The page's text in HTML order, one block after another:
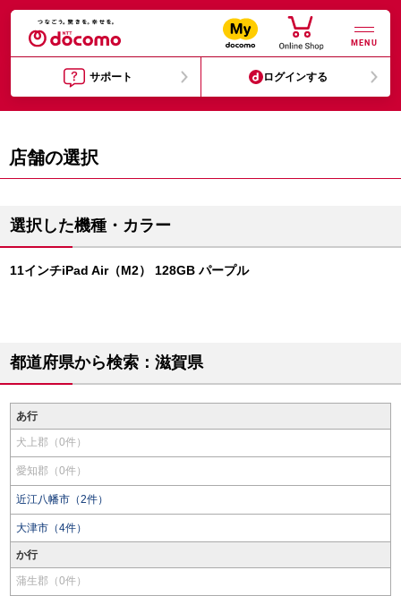
MENU
サポート ログインする
店舗の選択
選択した機種・カラー
11インチiPad Air（M2） 128GB パープル
都道府県から検索：滋賀県
あ行
犬上郡（0件）
愛知郡（0件）
近江八幡市（2件）
大津市（4件）
か行
蒲生郡（0件）